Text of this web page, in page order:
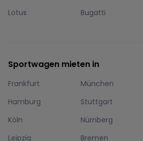
Lotus
Bugatti
Sportwagen mieten in
Frankfurt München
Hamburg
Stuttgart
Köln
Nürnberg
Leipzig
Bremen